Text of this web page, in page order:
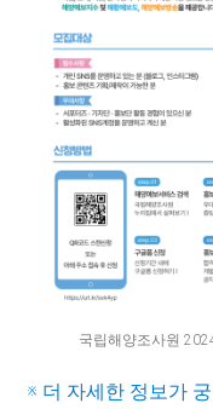
국립해양조사원
※ 더 자세한 정보가